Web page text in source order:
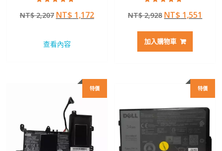
4.50
滿分 5
NT$2,207 原
格：
NT$ 1,172目
查看內容
5.00
滿分 5
NT$2,928 原
價
格：
NT$ 1,551
加入購物車
特價 特價